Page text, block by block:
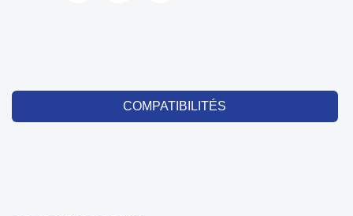
COMPATIBILITÉS